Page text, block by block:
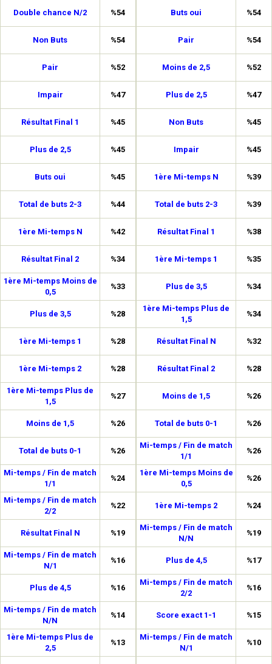
Double chance N/2 %54
Non Buts %54
Pair %52
Impair %47
Résultat Final 1 %45
Plus de 2,5 %45
Buts oui %45
Total de buts 2-3 %44
1ère Mi-temps N %42
Résultat Final 2 %34
1ère Mi-temps Moins de
0,5
%33
Plus de 3,5 %28
1ère Mi-temps 1 %28
1ère Mi-temps 2 %28
1ère Mi-temps Plus de
1,5
%27
Moins de 1,5 %26
Total de buts 0-1 %26
Mi-temps / Fin de match
1/1
%24
Mi-temps / Fin de match
2/2
%22
Résultat Final N %19
Mi-temps / Fin de match
N/1
%16
Plus de 4,5 %16
Mi-temps / Fin de match
N/N
%14
1ère Mi-temps Plus de
2,5
%13
Buts oui %54
Pair %54
Moins de 2,5 %52
Plus de 2,5 %47
Non Buts %45
Impair %45
1ère Mi-temps N %39
Total de buts 2-3 %39
Résultat Final 1 %38
1ère Mi-temps 1 %35
Plus de 3,5 %34
1ère Mi-temps Plus de
1,5
%34
Résultat Final N %32
Résultat Final 2 %28
Moins de 1,5 %26
Total de buts 0-1 %26
Mi-temps / Fin de match
1/1
%26
1ère Mi-temps Moins de
0,5
%26
1ère Mi-temps 2 %24
Mi-temps / Fin de match
N/N
%19
Plus de 4,5 %17
Mi-temps / Fin de match
2/2
%16
Score exact 1-1 %15
Mi-temps / Fin de match
N/1
%10